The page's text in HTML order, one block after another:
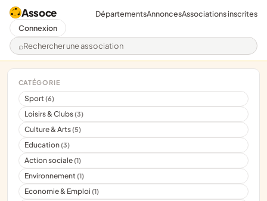
Assoce
Rechercher une association
DépartementsAnnoncesAssociations inscrites
Connexion
CATÉGORIE
Sport(6)
Loisirs & Clubs(3)
Culture & Arts(5)
Education(3)
Action sociale(1)
Environnement(1)
Economie & Emploi(1)